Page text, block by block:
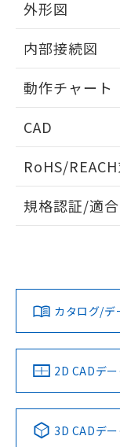
外形図
外形図
内部接続図
内部接続図
動作チャート
動作チャート
CAD
ドすることが
ダウンロードデー
みください。
ソフトウェアの使用
RoHS/
EU RoHS 注意
対応済み
中国 RoHS 注
規格認証/適
LR型式承認
（イギリス
船舶規格）
Yes
カタログ/デ
2D CADデー
3D CADデー
をご
※当
の共
用者
とができま
EU RoHS
51物質の
るもので
ものでは
物質の対
荷製品に
欄に対応
している
り、2022